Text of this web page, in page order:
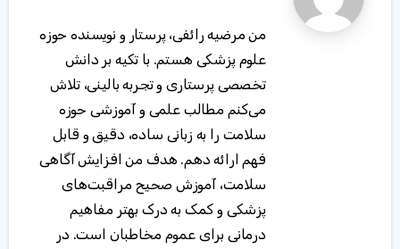
من مرضیه رائفی، پرستار و نویسنده حوزه
علوم پزشکی هستم. با تکیه بر دانش
تخصصی پرستاری و تجربه بالینی، تلاش
می‌کنم مطالب علمی و آموزشی حوزه
سلامت را به زبانی ساده، دقیق و قابل
فهم ارائه دهم. هدف من افزایش آگاهی
سلامت، آموزش صحیح مراقبت‌های
پزشکی و کمک به درک بهتر مفاهیم
درمانی برای عموم مخاطبان است. در